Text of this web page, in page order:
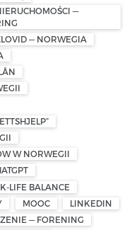
—
— NORWEGIA
W NORWEGII
LIFE BALANCE
MOOC
LINKEDIN
— FORENING